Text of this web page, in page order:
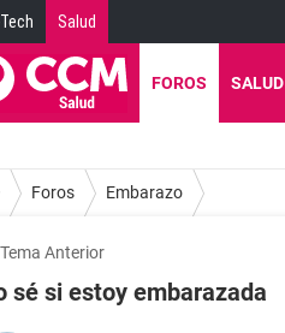
Salud
FOROS SALUD
Foros Embarazo
Tema Anterior
sé si estoy embarazada